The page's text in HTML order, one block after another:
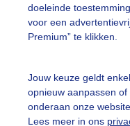
doeleinde
voor een
Premium” te klikken.
Jouw keuze geldt
opnieuw aanpassen of
onderaan onze
Lees meer in ons
vragen